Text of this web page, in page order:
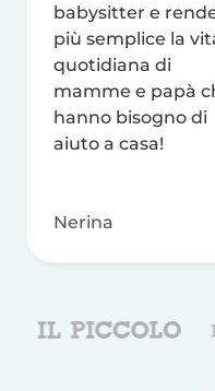
babysitter e
più semplice la
quotidiana di
mamme e papà
hanno bisogno di
aiuto a casa!
Nerina